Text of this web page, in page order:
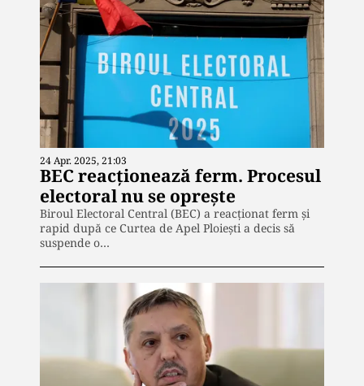
24 Apr. 2025, 21:03
BEC reacționează ferm. Procesul
electoral nu se oprește
Biroul Electoral Central (BEC) a reacționat ferm și
rapid după ce Curtea de Apel Ploiești a decis să
suspende o…